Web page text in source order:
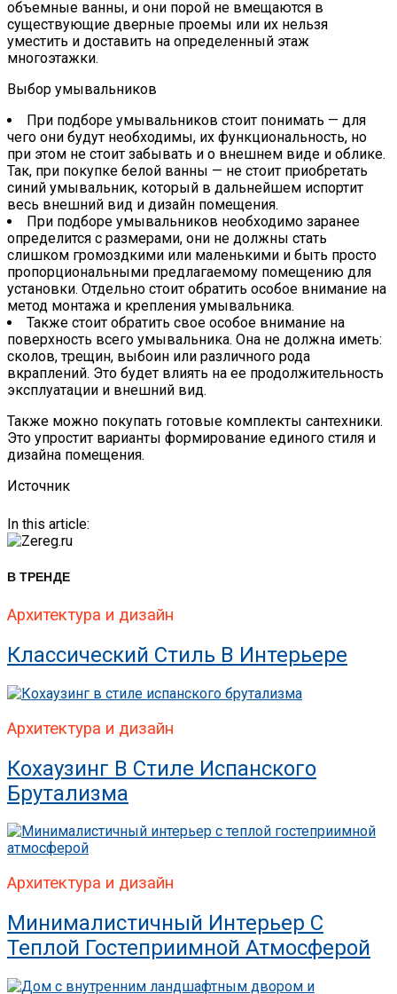
объемные ванны, и они порой не вмещаются в
существующие дверные проемы или их нельзя
уместить и доставить на определенный этаж
многоэтажки.
Выбор умывальников
При подборе умывальников стоит понимать — для
чего они будут необходимы, их функциональность, но
при этом не стоит забывать и о внешнем виде и облике.
Так, при покупке белой ванны — не стоит приобретать
синий умывальник, который в дальнейшем испортит
весь внешний вид и дизайн помещения.
При подборе умывальников необходимо заранее
определится с размерами, они не должны стать
слишком громоздкими или маленькими и быть просто
пропорциональными предлагаемому помещению для
установки. Отдельно стоит обратить особое внимание на
метод монтажа и крепления умывальника.
Также стоит обратить свое особое внимание на
поверхность всего умывальника. Она не должна иметь:
сколов, трещин, выбоин или различного рода
вкраплений. Это будет влиять на ее продолжительность
эксплуатации и внешний вид.
Также можно покупать готовые комплекты сантехники.
Это упростит варианты формирование единого стиля и
дизайна помещения.
Источник
In this article:
В ТРЕНДЕ
Архитектура и дизайн
Классический Стиль В Интерьере
Архитектура и дизайн
Кохаузинг В Стиле Испанского
Брутализма
Архитектура и дизайн
Минималистичный Интерьер С
Теплой Гостеприимной Атмосферой